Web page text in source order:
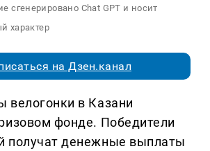
сгенерировано Chat GPT и носит
характер
на Дзен.канал
велогонки в Казани
фонде. Победители
получат денежные выплаты